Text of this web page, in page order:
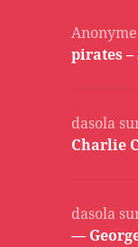
Anonyme
pirates
dasola
Charlie
dasola
—